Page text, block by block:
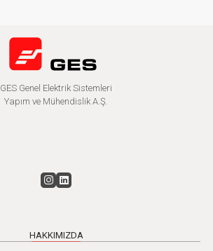
GES Genel Elektrik Sistemleri
Yapım ve Mühendislik A.Ş.
HAKKIMIZDA